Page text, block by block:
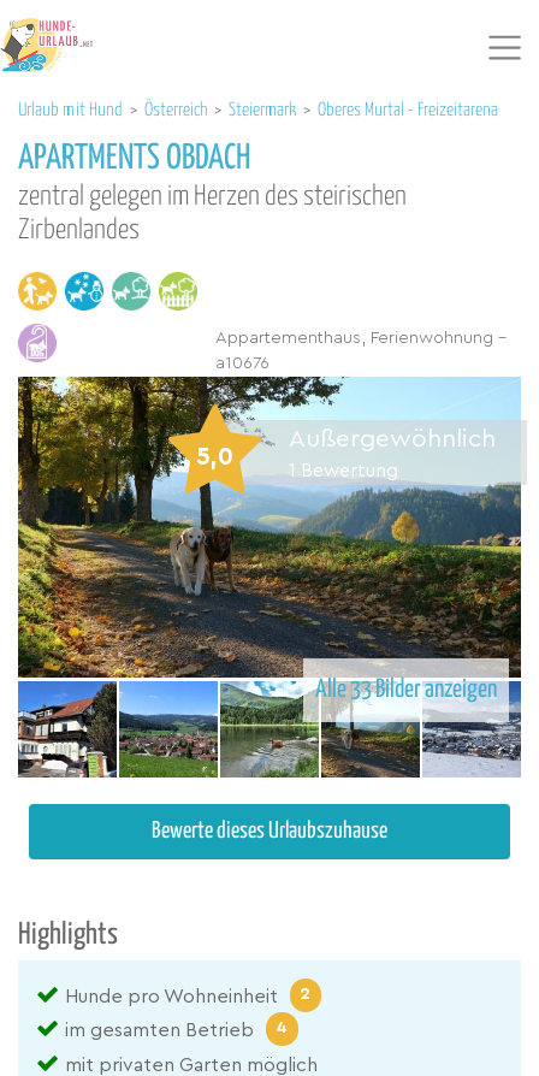
Urlaub mit Hund > Österreich > Steiermark > Oberes Murtal - Freizeitarena
APARTMENTS OBDACH
zentral gelegen im Herzen des steirischen
Zirbenlandes
Appartementhaus, Ferienwohnung -
a10676
Alle 33 Bilder anzeigen
5,0
Außergewöhnlich
1 Bewertung
Bewerte dieses Urlaubszuhause
Highlights
Hunde pro Wohneinheit 2
im gesamten Betrieb 4
mit privaten Garten möglich